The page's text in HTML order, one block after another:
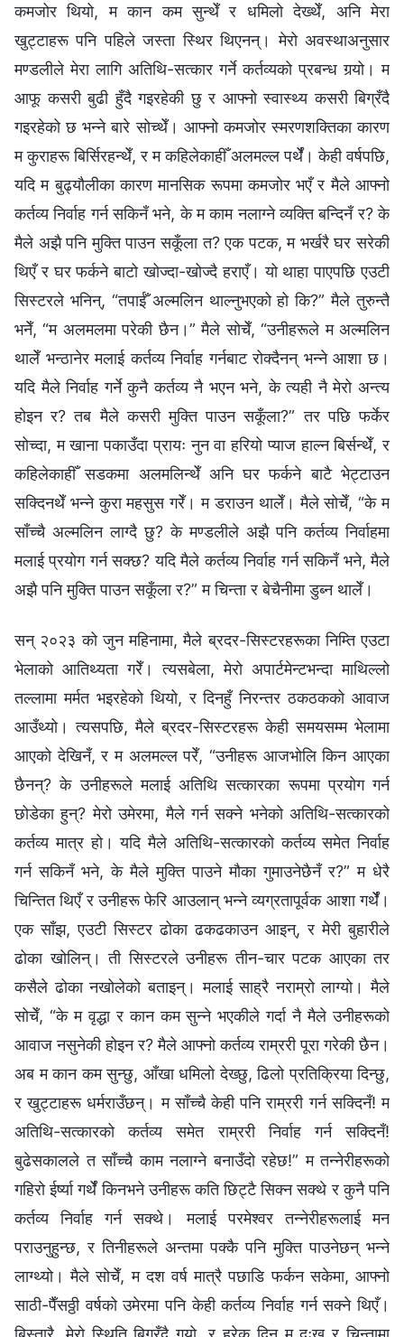
कमजोर थियो, म कान कम सुन्थेँ र धमिलो देख्थेँ, अनि मेरा
खुट्टाहरू पनि पहिले जस्ता स्थिर थिएनन्। मेरो अवस्थाअनुसार
मण्डलीले मेरा लागि अतिथि-सत्कार गर्ने कर्तव्यको प्रबन्ध गर्‍यो। म
आफू कसरी बुढी हुँदै गइरहेकी छु र आफ्नो स्वास्थ्य कसरी बिग्रँदै
गइरहेको छ भन्ने बारे सोच्थेँ। आफ्नो कमजोर स्मरणशक्तिका कारण
म कुराहरू बिर्सिरहन्थेँ, र म कहिलेकाहीँ अलमल्ल पर्थेँ। केही वर्षपछि,
यदि म बुढ्यौलीका कारण मानसिक रूपमा कमजोर भएँ र मैले आफ्नो
कर्तव्य निर्वाह गर्न सकिनँ भने, के म काम नलाग्ने व्यक्ति बन्दिनँ र? के
मैले अझै पनि मुक्ति पाउन सकूँला त? एक पटक, म भर्खरै घर सरेकी
थिएँ र घर फर्कने बाटो खोज्दा-खोज्दै हराएँ। यो थाहा पाएपछि एउटी
सिस्टरले भनिन्, “तपाईँ अल्मलिन थाल्नुभएको हो कि?” मैले तुरुन्तै
भनेँ, “म अलमलमा परेकी छैन।” मैले सोचेँ, “उनीहरूले म अल्मलिन
थालेँ भन्ठानेर मलाई कर्तव्य निर्वाह गर्नबाट रोक्दैनन् भन्ने आशा छ।
यदि मैले निर्वाह गर्ने कुनै कर्तव्य नै भएन भने, के त्यही नै मेरो अन्त्य
होइन र? तब मैले कसरी मुक्ति पाउन सकूँला?” तर पछि फर्केर
सोच्दा, म खाना पकाउँदा प्रायः नुन वा हरियो प्याज हाल्न बिर्सन्थेँ, र
कहिलेकाहीँ सडकमा अलमलिन्थेँ अनि घर फर्कने बाटै भेट्टाउन
सक्दिनथेँ भन्ने कुरा महसुस गरेँ। म डराउन थालेँ। मैले सोचेँ, “के म
साँच्चै अल्मलिन लाग्दै छु? के मण्डलीले अझै पनि कर्तव्य निर्वाहमा
मलाई प्रयोग गर्न सक्छ? यदि मैले कर्तव्य निर्वाह गर्न सकिनँ भने, मैले
अझै पनि मुक्ति पाउन सकूँला र?” म चिन्ता र बेचैनीमा डुब्न थालेँ।
सन् २०२३ को जुन महिनामा, मैले ब्रदर-सिस्टरहरूका निम्ति एउटा
भेलाको आतिथ्यता गरेँ। त्यसबेला, मेरो अपार्टमेन्टभन्दा माथिल्लो
तल्लामा मर्मत भइरहेको थियो, र दिनहुँ निरन्तर ठकठकको आवाज
आउँथ्यो। त्यसपछि, मैले ब्रदर-सिस्टरहरू केही समयसम्म भेलामा
आएको देखिनँ, र म अलमल्ल परेँ, “उनीहरू आजभोलि किन आएका
छैनन्? के उनीहरूले मलाई अतिथि सत्कारका रूपमा प्रयोग गर्न
छोडेका हुन्? मेरो उमेरमा, मैले गर्न सक्ने भनेको अतिथि-सत्कारको
कर्तव्य मात्र हो। यदि मैले अतिथि-सत्कारको कर्तव्य समेत निर्वाह
गर्न सकिनँ भने, के मैले मुक्ति पाउने मौका गुमाउनेछैनँ र?” म धेरै
चिन्तित थिएँ र उनीहरू फेरि आउलान् भन्ने व्यग्रतापूर्वक आशा गर्थेँ।
एक साँझ, एउटी सिस्टर ढोका ढकढकाउन आइन्, र मेरी बुहारीले
ढोका खोलिन्। ती सिस्टरले उनीहरू तीन-चार पटक आएका तर
कसैले ढोका नखोलेको बताइन्। मलाई साह्रै नराम्रो लाग्यो। मैले
सोचेँ, “के म वृद्धा र कान कम सुन्ने भएकीले गर्दा नै मैले उनीहरूको
आवाज नसुनेकी होइन र? मैले आफ्नो कर्तव्य राम्ररी पूरा गरेकी छैन।
अब म कान कम सुन्छु, आँखा धमिलो देख्छु, ढिलो प्रतिक्रिया दिन्छु,
र खुट्टाहरू धर्मराउँछन्। म साँच्चै केही पनि राम्ररी गर्न सक्दिनँ! म
अतिथि-सत्कारको कर्तव्य समेत राम्ररी निर्वाह गर्न सक्दिनँ!
बुढेसकालले त साँच्चै काम नलाग्ने बनाउँदो रहेछ!” म तन्नेरीहरूको
गहिरो ईर्ष्या गर्थेँ किनभने उनीहरू कति छिट्टै सिक्न सक्थे र कुनै पनि
कर्तव्य निर्वाह गर्न सक्थे। मलाई परमेश्‍वर तन्नेरीहरूलाई मन
पराउनुहुन्छ, र तिनीहरूले अन्तमा पक्कै पनि मुक्ति पाउनेछन् भन्ने
लाग्थ्यो। मैले सोचेँ, म दश वर्ष मात्रै पछाडि फर्कन सकेमा, आफ्नो
साठी-पैँसठ्ठी वर्षको उमेरमा पनि केही कर्तव्य निर्वाह गर्न सक्ने थिएँ।